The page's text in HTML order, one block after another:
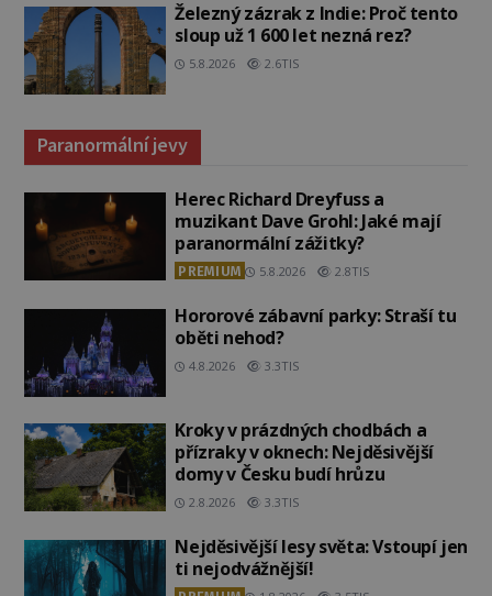
Železný zázrak z Indie: Proč tento
sloup už 1 600 let nezná rez?
5.8.2026 2.6TIS
Paranormální jevy
Herec Richard Dreyfuss a
muzikant Dave Grohl: Jaké mají
paranormální zážitky?
PREMIUM 5.8.2026 2.8TIS
Hororové zábavní parky: Straší tu
oběti nehod?
4.8.2026 3.3TIS
Kroky v prázdných chodbách a
přízraky v oknech: Nejděsivější
domy v Česku budí hrůzu
2.8.2026 3.3TIS
Nejděsivější lesy světa: Vstoupí jen
ti nejodvážnější!